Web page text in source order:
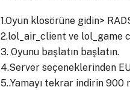
1.Oyun klosörüne gidin>
2.lol_air_client ve lol_game
3. Oyunu başlatın başlatın.
4.Server seçeneklerinden
5..Yamayı tekrar indirin 900